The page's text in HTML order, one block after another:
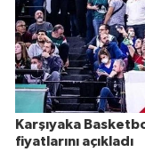
Karşıyaka
fiyatlarını açıkladı